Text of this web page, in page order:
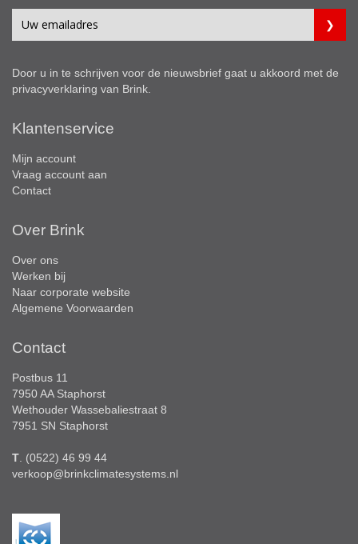
Door u in te schrijven voor de nieuwsbrief gaat u akkoord met de
privacyverklaring van Brink.
Klantenservice
Mijn account
Vraag account aan
Contact
Over Brink
Over ons
Werken bij
Naar corporate website
Algemene Voorwaarden
Contact
Postbus 11
7950 AA Staphorst
Wethouder Wassebaliestraat 8
7951 SN Staphorst
T . (0522) 46 99 44
verkoop@brinkclimatesystems.nl